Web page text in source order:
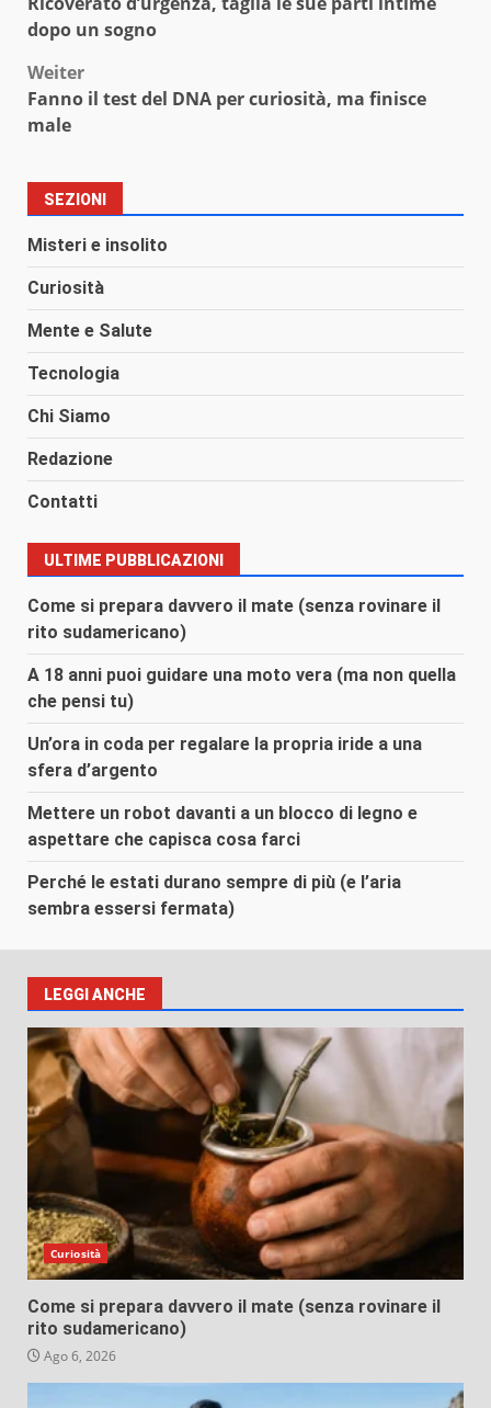
dopo un sogno
Weiter
Fanno il test del DNA per curiosità, ma finisce
male
SEZIONI
Misteri e insolito
Curiosità
Mente e Salute
Tecnologia
Chi Siamo
Redazione
Contatti
ULTIME PUBBLICAZIONI
Come si prepara davvero il mate (senza rovinare il
rito sudamericano)
A 18 anni puoi guidare una moto vera (ma non quella
che pensi tu)
Un’ora in coda per regalare la propria iride a una
sfera d’argento
Mettere un robot davanti a un blocco di legno e
aspettare che capisca cosa farci
Perché le estati durano sempre di più (e l’aria
sembra essersi fermata)
LEGGI ANCHE
Curiosità
Come si prepara davvero il mate (senza rovinare il
rito sudamericano)
Ago 6, 2026